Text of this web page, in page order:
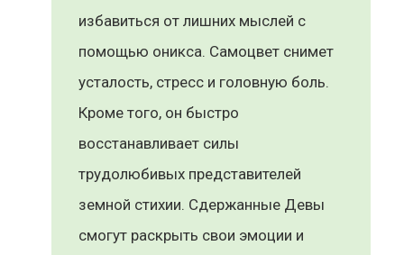
избавиться от лишних мыслей с
помощью оникса. Самоцвет снимет
усталость, стресс и головную боль.
Кроме того, он быстро
восстанавливает силы
трудолюбивых представителей
земной стихии. Сдержанные Девы
смогут раскрыть свои эмоции и